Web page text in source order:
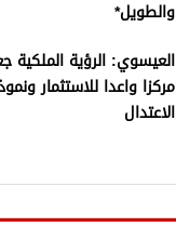
والطويل*
العيسوي: الرؤية الملكية
مركزا واعدا للاستثمار
الاعتدال